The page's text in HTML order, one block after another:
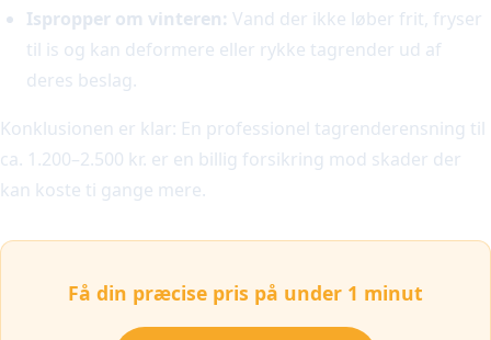
Ispropper om vinteren: Vand der ikke løber frit, fryser
til is og kan deformere eller rykke tagrender ud af
deres beslag.
Konklusionen er klar: En professionel tagrenderensning til
ca. 1.200–2.500 kr. er en billig forsikring mod skader der
kan koste ti gange mere.
Få din præcise pris på under 1 minut